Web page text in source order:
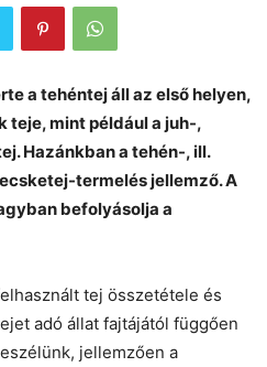
a tehéntej áll az első helyen,
teje, mint például a juh-,
Hazánkban a tehén-, ill.
termelés jellemző. A
befolyásolja a
tej összetétele és
adó állat fajtájától függően
jellemzően a